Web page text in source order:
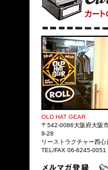
OLD HAT GEAR
〒542-0086大阪府大阪
9-28
リーストラクチャー西心
TEL/FAX 06-6245-0051